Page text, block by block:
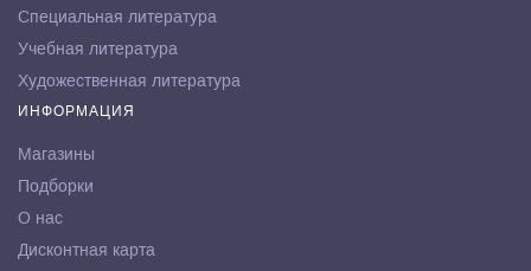
Специальная литература
Учебная литература
Художественная литература
ИНФОРМАЦИЯ
Магазины
Подборки
О нас
Дисконтная карта